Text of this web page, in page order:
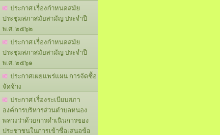
ประกาศ เรื่องกำหนดสมัย
ประชุมสภาสมัยสามัญ ประจำปี
พ.ศ. ๒๕๖๒
ประกาศ เรื่องกำหนดสมัย
ประชุมสภาสมัยสามัญ ประจำปี
พ.ศ. ๒๕๖๑
ประกาศเผยแพร่แผน การจัดซื้อ
จัดจ้าง
ประกาศ เรื่องระเบียบสภา
องค์การบริหารส่วนตำบลหนอง
พลวงว่าด้วยการดำเนินการของ
ประชาชนในการเข้าชื่อเสนอข้อ